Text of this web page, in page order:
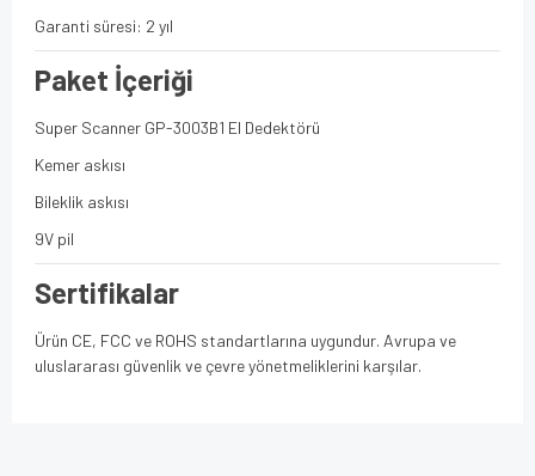
Garanti süresi: 2 yıl
Paket İçeriği
Super Scanner GP-3003B1 El Dedektörü
Kemer askısı
Bileklik askısı
9V pil
Sertifikalar
Ürün CE, FCC ve ROHS standartlarına uygundur. Avrupa ve
uluslararası güvenlik ve çevre yönetmeliklerini karşılar.